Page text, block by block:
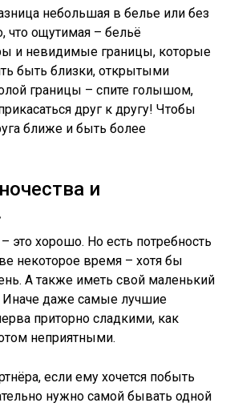
небольшая в белье или без
что ощутимая – бельё
и невидимые границы, которые
быть близки, открытыми
границы – спите голышом,
друг к другу! Чтобы
ближе и быть более
и
это хорошо. Но есть потребность
некоторое время – хотя бы
А также иметь свой маленький
Иначе даже самые лучшие
приторно сладкими, как
неприятными.
если ему хочется побыть
нужно самой бывать одной